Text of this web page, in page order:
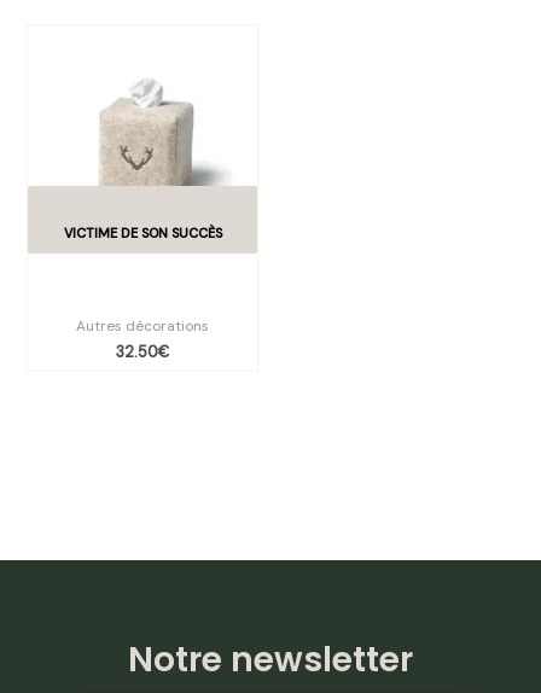
Autres décorations
32.50€
Notre newsletter